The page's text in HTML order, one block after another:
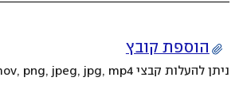
הוספת קובץ
ניתן להעלות קבצי mov, png, jpeg, jpg, mp4 עד 200MB